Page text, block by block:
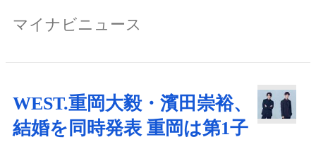
マイナビニュース
WEST.重岡大毅・濱田崇裕、
結婚を同時発表 重岡は第1子